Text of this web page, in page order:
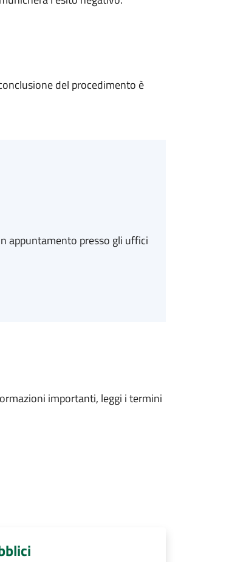
del procedimento è
appuntamento presso gli uffici
importanti, leggi i termini